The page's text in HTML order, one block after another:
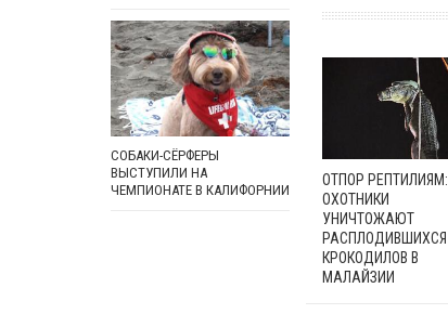
ОТПОР РЕПТИЛИЯМ:
ОХОТНИКИ
УНИЧТОЖАЮТ
РАСПЛОДИВШИХСЯ
КРОКОДИЛОВ В
МАЛАЙЗИИ
СОБАКИ-СЁРФЕРЫ
ВЫСТУПИЛИ НА
ЧЕМПИОНАТЕ В КАЛИФОРНИИ